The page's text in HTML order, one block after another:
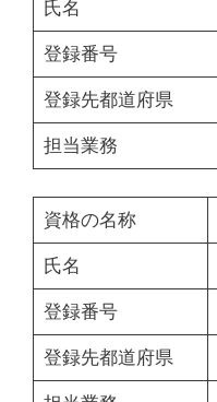
氏名
登録番号
登録先都道府県
担当業務
資格の名称
氏名
登録番号
登録先都道府県